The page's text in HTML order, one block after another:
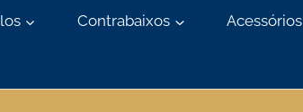
Contrabaixos Acessórios